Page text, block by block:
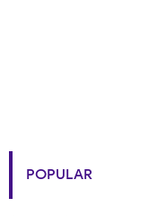
POPULAR